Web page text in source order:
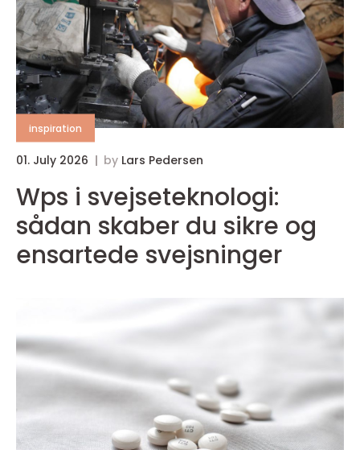
inspiration
01. July 2026 by Lars Pedersen
Wps i svejseteknologi:
sådan skaber du sikre og
ensartede svejsninger